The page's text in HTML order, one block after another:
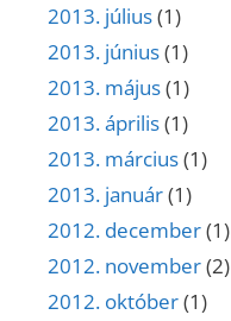
2013. július(1)
2013. június(1)
2013. május(1)
2013. április(1)
2013. március(1)
2013. január(1)
2012. december(1)
2012. november(2)
2012. október(1)